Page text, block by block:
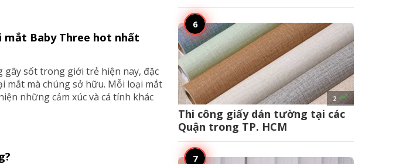
mắt Baby Three hot nhất
gây sốt trong giới trẻ hiện nay, đặc
mắt mà chúng sở hữu. Mỗi loại mắt
những cảm xúc và cá tính khác
2 
Thi công giấy dán tường tại các
Quận trong TP. HCM